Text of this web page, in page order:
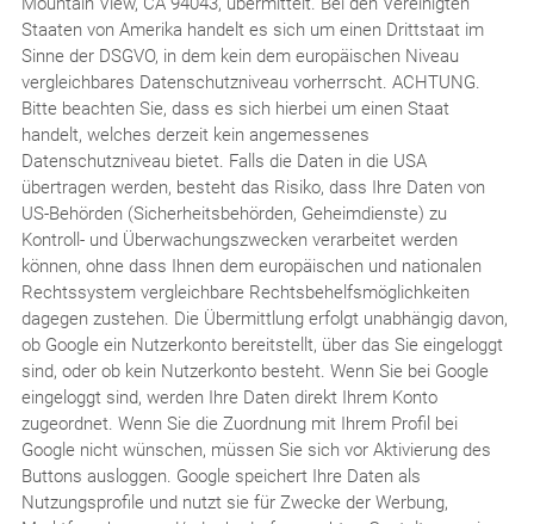
Staaten von Amerika handelt es sich um einen Drittstaat im
Sinne der DSGVO, in dem kein dem europäischen Niveau
vergleichbares Datenschutzniveau vorherrscht. ACHTUNG.
Bitte beachten Sie, dass es sich hierbei um einen Staat
handelt, welches derzeit kein angemessenes
Datenschutzniveau bietet. Falls die Daten in die USA
übertragen werden, besteht das Risiko, dass Ihre Daten von
US-Behörden (Sicherheitsbehörden, Geheimdienste) zu
Kontroll- und Überwachungszwecken verarbeitet werden
können, ohne dass Ihnen dem europäischen und nationalen
Rechtssystem vergleichbare Rechtsbehelfsmöglichkeiten
dagegen zustehen. Die Übermittlung erfolgt unabhängig davon,
ob Google ein Nutzerkonto bereitstellt, über das Sie eingeloggt
sind, oder ob kein Nutzerkonto besteht. Wenn Sie bei Google
eingeloggt sind, werden Ihre Daten direkt Ihrem Konto
zugeordnet. Wenn Sie die Zuordnung mit Ihrem Profil bei
Google nicht wünschen, müssen Sie sich vor Aktivierung des
Buttons ausloggen. Google speichert Ihre Daten als
Nutzungsprofile und nutzt sie für Zwecke der Werbung,